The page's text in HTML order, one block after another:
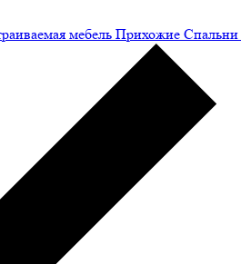
мебель Прихожие Спальни